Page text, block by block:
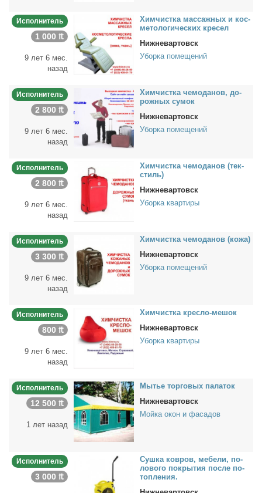
Исполнитель
1 000 ₶
9 лет 6 мес.
назад
Хим­чист­ка мас­саж­ных и кос­
ме­то­ло­ги­че­ских кре­сел
Нижневартовск
Уборка помещений
Исполнитель
2 800 ₶
9 лет 6 мес.
назад
Хим­чист­ка че­мо­да­нов, до­
рож­ных су­мок
Нижневартовск
Уборка помещений
Исполнитель
2 800 ₶
9 лет 6 мес.
назад
Хим­чист­ка че­мо­да­нов (тек­
стиль)
Нижневартовск
Уборка квартиры
Исполнитель
3 300 ₶
9 лет 6 мес.
назад
Хим­чист­ка че­мо­да­нов (ко­жа)
Нижневартовск
Уборка помещений
Исполнитель
800 ₶
9 лет 6 мес.
назад
Хим­чист­ка крес­ло-ме­шок
Нижневартовск
Уборка квартиры
Исполнитель
12 500 ₶
1 лет назад
Мы­тье тор­го­вых па­ла­ток
Нижневартовск
Мойка окон и фасадов
Исполнитель
3 000 ₶
Суш­ка ков­ров, ме­бе­ли, по­
ло­во­го по­кры­тия по­сле по­
топ­ле­ния.